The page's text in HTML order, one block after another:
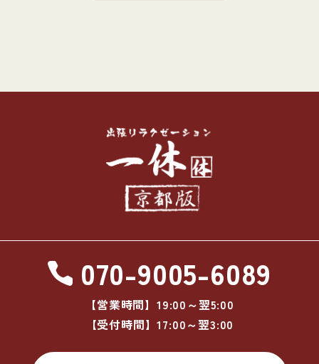
070-9005-6089
【営業時間】19:00～翌5:00
【受付時間】17:00～翌3:00